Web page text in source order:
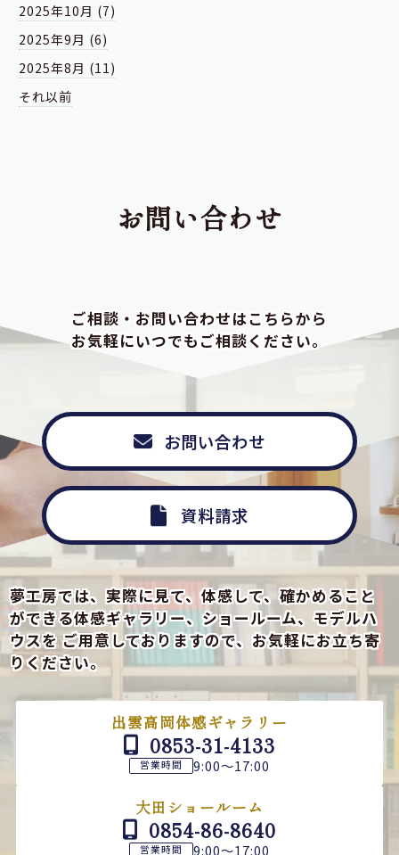
2025年10月 (7)
2025年9月 (6)
2025年8月 (11)
それ以前
お問い合わせ
ご相談・お問い合わせはこちらから
お気軽にいつでもご相談ください。
お問い合わせ
資料請求
夢工房では、実際に見て、体感して、確かめること
ができる体感ギャラリー、ショールーム、モデルハ
ウスをご用意しておりますので、お気軽にお立ち寄
りください。
出雲高岡体感ギャラリー
0853-31-4133
営業時間 9:00～17:00
大田ショールーム
0854-86-8640
営業時間 9:00～17:00